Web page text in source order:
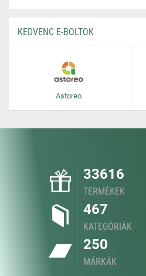
KEDVENC E-BOLTOK
Astoreo
33616
TERMÉKEK
467
KATEGÓRIÁK
250
MÁRKÁK